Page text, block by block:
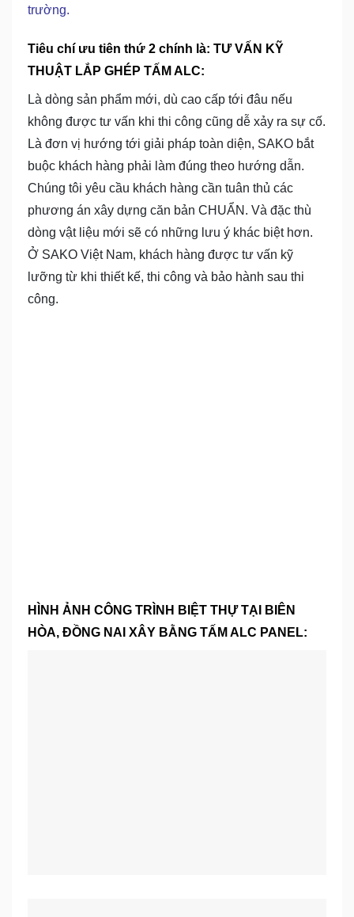
trường.
Tiêu chí ưu tiên thứ 2 chính là: TƯ VẤN KỸ
THUẬT LẮP GHÉP TẤM ALC:
Là dòng sản phẩm mới, dù cao cấp tới đâu nếu
không được tư vấn khi thi công cũng dễ xảy ra sự cố.
Là đơn vị hướng tới giải pháp toàn diện, SAKO bắt
buộc khách hàng phải làm đúng theo hướng dẫn.
Chúng tôi yêu cầu khách hàng cần tuân thủ các
phương án xây dựng căn bản CHUẨN. Và đặc thù
dòng vật liệu mới sẽ có những lưu ý khác biệt hơn.
Ở SAKO Việt Nam, khách hàng được tư vấn kỹ
lưỡng từ khi thiết kế, thi công và bảo hành sau thi
công.
HÌNH ẢNH CÔNG TRÌNH BIỆT THỰ TẠI BIÊN
HÒA, ĐỒNG NAI XÂY BẰNG TẤM ALC PANEL: